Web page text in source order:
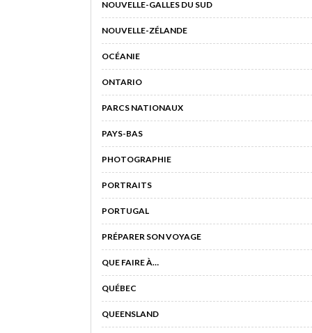
NOUVELLE-GALLES DU SUD
NOUVELLE-ZÉLANDE
OCÉANIE
ONTARIO
PARCS NATIONAUX
PAYS-BAS
PHOTOGRAPHIE
PORTRAITS
PORTUGAL
PRÉPARER SON VOYAGE
QUE FAIRE À…
QUÉBEC
QUEENSLAND